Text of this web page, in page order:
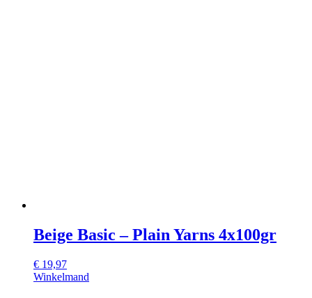
Beige Basic – Plain Yarns 4x100gr
€ 19,97
Winkelmand